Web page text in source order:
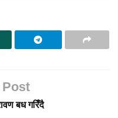
बध गरिँदै